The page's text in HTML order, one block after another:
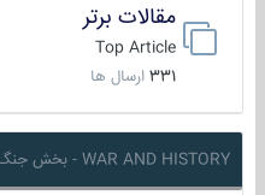
مقالات برتر
Top Article
331 ارسال ها
WAR AND HISTORY - بخش جنگ و تاریخ